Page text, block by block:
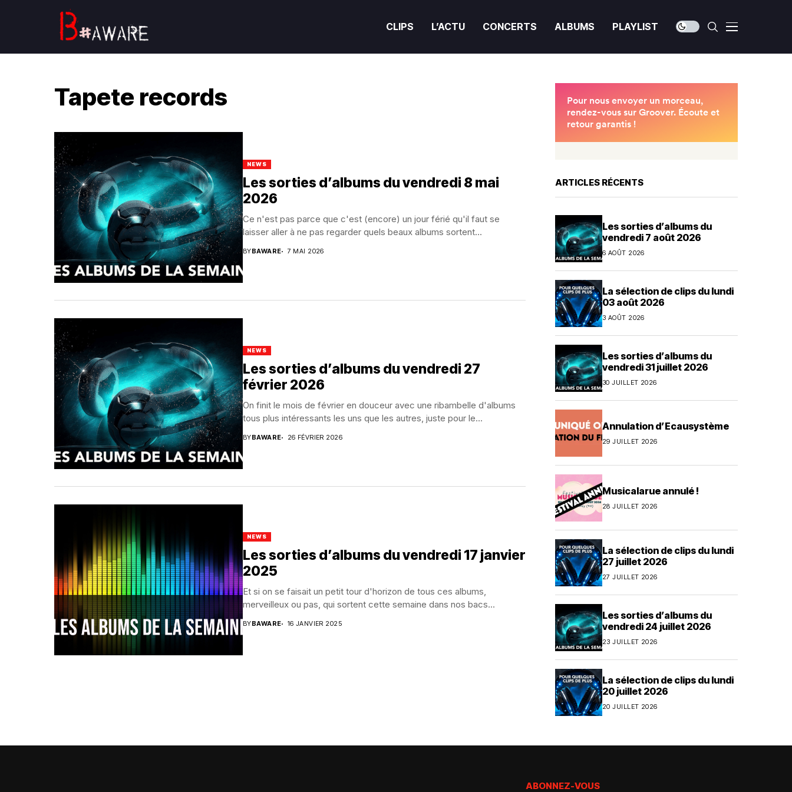
CLIPS L’ACTU CONCERTS ALBUMS PLAYLIST
Tapete records
NEWS
Les sorties d’albums du vendredi 8 mai
2026
Ce n'est pas parce que c'est (encore) un jour férié qu'il faut se
laisser aller à ne pas regarder quels beaux albums sortent...
BYBAWARE 7 MAI 2026
NEWS
Les sorties d’albums du vendredi 27
février 2026
On finit le mois de février en douceur avec une ribambelle d'albums
tous plus intéressants les uns que les autres, juste pour le...
BYBAWARE 26 FÉVRIER 2026
NEWS
Les sorties d’albums du vendredi 17 janvier
2025
Et si on se faisait un petit tour d'horizon de tous ces albums,
merveilleux ou pas, qui sortent cette semaine dans nos bacs...
BYBAWARE 16 JANVIER 2025
ARTICLES RÉCENTS
Les sorties d’albums du
vendredi 7 août 2026
6 AOÛT 2026
La sélection de clips du lundi
03 août 2026
3 AOÛT 2026
Les sorties d’albums du
vendredi 31 juillet 2026
30 JUILLET 2026
Annulation d’Ecausystème
29 JUILLET 2026
Musicalarue annulé !
28 JUILLET 2026
La sélection de clips du lundi
27 juillet 2026
27 JUILLET 2026
Les sorties d’albums du
vendredi 24 juillet 2026
23 JUILLET 2026
La sélection de clips du lundi
20 juillet 2026
20 JUILLET 2026
ABONNEZ-VOUS